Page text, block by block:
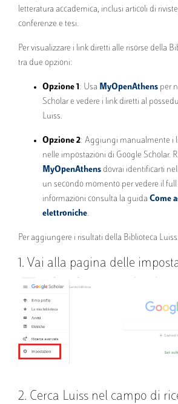
letteratura accademica, inclusi articoli di
conferenze e tesi.
Per visualizzare i link diretti alle risorse della
tra due opzioni:
Opzione 1: Usa MyOpenAthens per
Scholar e vedere i link diretti al
Luiss.
Opzione 2: Aggiungi manualmente i
nelle impostazioni di Google Scholar.
MyOpenAthens dovrai identificarti
un secondo momento per vedere il
informazioni consulta la guida Come
elettroniche.
Per aggiungere i risultati della Biblioteca Luiss:
1. Vai alla pagina delle
Immagine
2. Cerca Luiss nel campo di